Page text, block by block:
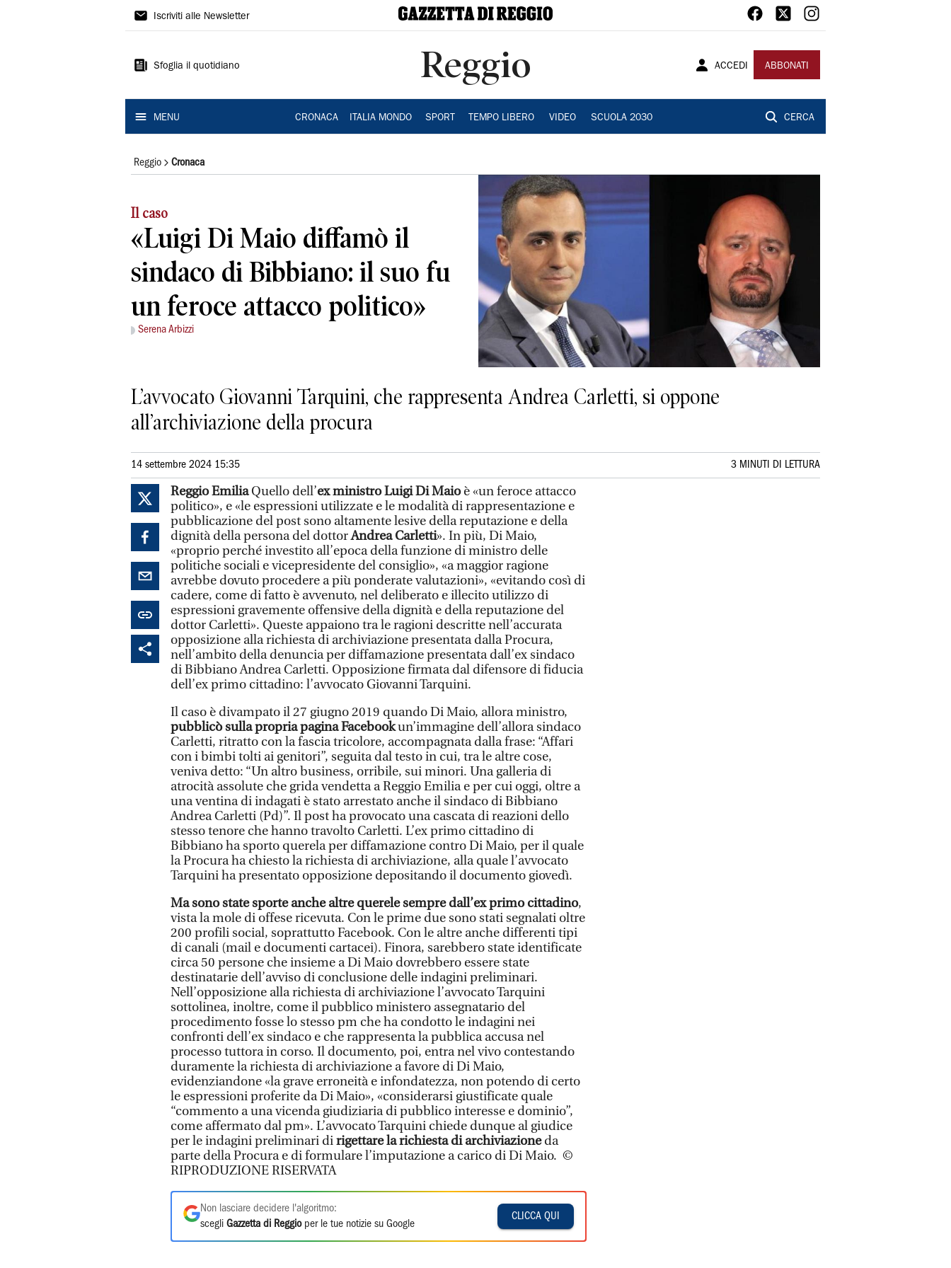
Gazzetta
Reggio
Iscriviti alle Newsletter
Sfoglia il quotidiano Reggio ACCEDI ABBONATI
MENU CRONACA ITALIA MONDO SPORT TEMPO LIBERO VIDEO SCUOLA 2030 CERCA
Reggio Cronaca
Il caso
«Luigi Di Maio diffamò il
sindaco di Bibbiano: il suo fu
un feroce attacco politico»
Serena Arbizzi
L’avvocato Giovanni Tarquini, che rappresenta Andrea Carletti, si oppone
all’archiviazione della procura
14 settembre 2024 15:35 3 MINUTI DI LETTURA
Reggio EmiliaQuello dell’ex ministro Luigi Di Maioè «un feroce attacco
politico», e «le espressioni utilizzate e le modalità di rappresentazione e
pubblicazione del post sono altamente lesive della reputazione e della
dignità della persona del dottorAndrea Carletti». In più, Di Maio,
«proprio perché investito all’epoca della funzione di ministro delle
politiche sociali e vicepresidente del consiglio», «a maggior ragione
avrebbe dovuto procedere a più ponderate valutazioni», «evitando così di
cadere, come di fatto è avvenuto, nel deliberato e illecito utilizzo di
espressioni gravemente offensive della dignità e della reputazione del
dottor Carletti». Queste appaiono tra le ragioni descritte nell’accurata
opposizione alla richiesta di archiviazione presentata dalla Procura,
nell’ambito della denuncia per diffamazione presentata dall’ex sindaco
di Bibbiano Andrea Carletti. Opposizione firmata dal difensore di fiducia
dell’ex primo cittadino: l’avvocato Giovanni Tarquini.
Il caso è divampato il 27 giugno 2019 quando Di Maio, allora ministro,
pubblicò sulla propria pagina Facebookun’immagine dell’allora sindaco
Carletti, ritratto con la fascia tricolore, accompagnata dalla frase: “Affari
con i bimbi tolti ai genitori”, seguita dal testo in cui, tra le altre cose,
veniva detto: “Un altro business, orribile, sui minori. Una galleria di
atrocità assolute che grida vendetta a Reggio Emilia e per cui oggi, oltre a
una ventina di indagati è stato arrestato anche il sindaco di Bibbiano
Andrea Carletti (Pd)”. Il post ha provocato una cascata di reazioni dello
stesso tenore che hanno travolto Carletti. L’ex primo cittadino di
Bibbiano ha sporto querela per diffamazione contro Di Maio, per il quale
la Procura ha chiesto la richiesta di archiviazione, alla quale l’avvocato
Tarquini ha presentato opposizione depositando il documento giovedì.
Ma sono state sporte anche altre querele sempre dall’ex primo cittadino,
vista la mole di offese ricevuta. Con le prime due sono stati segnalati oltre
200 profili social, soprattutto Facebook. Con le altre anche differenti tipi
di canali (mail e documenti cartacei). Finora, sarebbero state identificate
circa 50 persone che insieme a Di Maio dovrebbero essere state
destinatarie dell’avviso di conclusione delle indagini preliminari.
Nell’opposizione alla richiesta di archiviazione l’avvocato Tarquini
sottolinea, inoltre, come il pubblico ministero assegnatario del
procedimento fosse lo stesso pm che ha condotto le indagini nei
confronti dell’ex sindaco e che rappresenta la pubblica accusa nel
processo tuttora in corso. Il documento, poi, entra nel vivo contestando
duramente la richiesta di archiviazione a favore di Di Maio,
evidenziandone «la grave erroneità e infondatezza, non potendo di certo
le espressioni proferite da Di Maio», «considerarsi giustificate quale
“commento a una vicenda giudiziaria di pubblico interesse e dominio”,
come affermato dal pm». L’avvocato Tarquini chiede dunque al giudice
per le indagini preliminari dirigettare la richiesta di archiviazioneda
parte della Procura e di formulare l’imputazione a carico di Di Maio. ©
RIPRODUZIONE RISERVATA
Non lasciare decidere l'algoritmo:
scegli Gazzetta di Reggioper le tue notizie su Google
CLICCA QUI